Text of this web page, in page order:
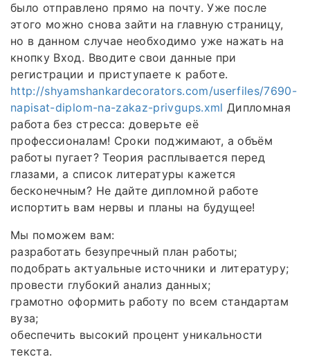
было отправлено прямо на почту. Уже после
этого можно снова зайти на главную страницу,
но в данном случае необходимо уже нажать на
кнопку Вход. Вводите свои данные при
регистрации и приступаете к работе.
http://shyamshankardecorators.com/userfiles/7690-
napisat-diplom-na-zakaz-privgups.xml Дипломная
работа без стресса: доверьте её
профессионалам! Сроки поджимают, а объём
работы пугает? Теория расплывается перед
глазами, а список литературы кажется
бесконечным? Не дайте дипломной работе
испортить вам нервы и планы на будущее!
Мы поможем вам:
разработать безупречный план работы;
подобрать актуальные источники и литературу;
провести глубокий анализ данных;
грамотно оформить работу по всем стандартам
вуза;
обеспечить высокий процент уникальности
текста.